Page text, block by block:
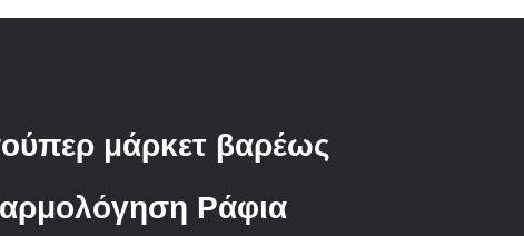
μάρκετ βαρέως
Ράφια